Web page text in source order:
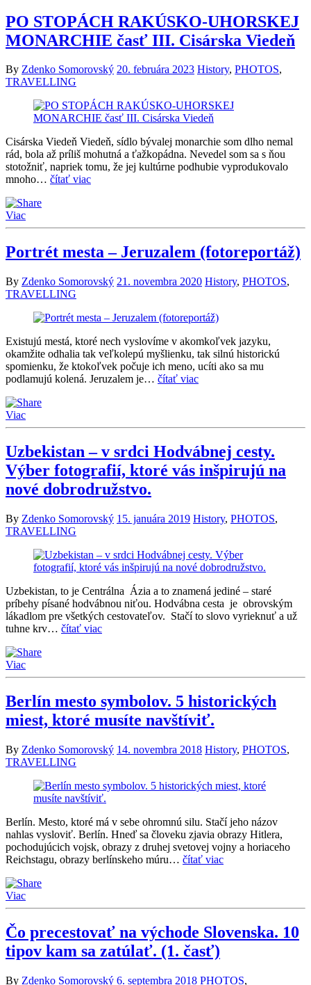
PO STOPÁCH RAKÚSKO-UHORSKEJ
MONARCHIE časť III. Cisárska Viedeň
By Zdenko Somorovský 20. februára 2023 History, PHOTOS,
TRAVELLING
Cisárska Viedeň Viedeň, sídlo bývalej monarchie som dlho nemal
rád, bola až príliš mohutná a ťažkopádna. Nevedel som sa s ňou
stotožniť, napriek tomu, že jej kultúrne podhubie vyprodukovalo
mnoho… čítať viac
Viac
Portrét mesta – Jeruzalem (fotoreportáž)
By Zdenko Somorovský 21. novembra 2020 History, PHOTOS,
TRAVELLING
Existujú mestá, ktoré nech vyslovíme v akomkoľvek jazyku,
okamžite odhalia tak veľkolepú myšlienku, tak silnú historickú
spomienku, že ktokoľvek počuje ich meno, ucíti ako sa mu
podlamujú kolená. Jeruzalem je… čítať viac
Viac
Uzbekistan – v srdci Hodvábnej cesty.
Výber fotografií, ktoré vás inšpirujú na
nové dobrodružstvo.
By Zdenko Somorovský 15. januára 2019 History, PHOTOS,
TRAVELLING
Uzbekistan, to je Centrálna Ázia a to znamená jediné – staré
príbehy písané hodvábnou niťou. Hodvábna cesta je obrovským
lákadlom pre všetkých cestovateľov. Stačí to slovo vyrieknuť a už
tuhne krv… čítať viac
Viac
Berlín mesto symbolov. 5 historických
miest, ktoré musíte navštíviť.
By Zdenko Somorovský 14. novembra 2018 History, PHOTOS,
TRAVELLING
Berlín. Mesto, ktoré má v sebe ohromnú silu. Stačí jeho názov
nahlas vysloviť. Berlín. Hneď sa človeku zjavia obrazy Hitlera,
pochodujúcich vojsk, obrazy z druhej svetovej vojny a horiaceho
Reichstagu, obrazy berlínskeho múru… čítať viac
Viac
Čo precestovať na východe Slovenska. 10
tipov kam sa zatúlať. (1. časť)
By Zdenko Somorovský 6. septembra 2018 PHOTOS,